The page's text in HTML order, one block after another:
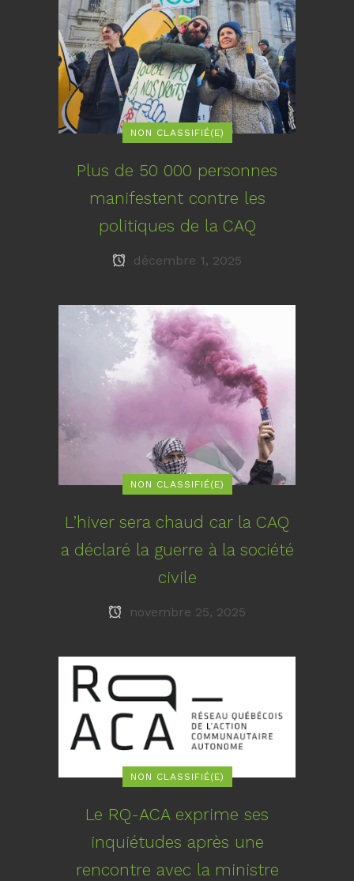
NON CLASSIFIÉ(E)
Plus de 50 000 personnes
manifestent contre les
politiques de la CAQ
décembre 1, 2025
NON CLASSIFIÉ(E)
L’hiver sera chaud car la CAQ
a déclaré la guerre à la société
civile
novembre 25, 2025
NON CLASSIFIÉ(E)
Le RQ-ACA exprime ses
inquiétudes après une
rencontre avec la ministre